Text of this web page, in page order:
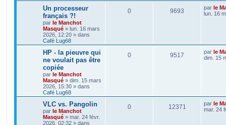
Un processeur
français ?!
par le Manchot
Masqué » lun. 16 mars
2026, 12:20 » dans
Café Lug68
0 9693 par le
lun. 16
HP - la pieuvre qui
ne voulait pas être
copiée
par le Manchot
Masqué » dim. 15 mars
2026, 15:30 » dans
Café Lug68
0 9517 par le
dim. 15
VLC vs. Pangolin
par le Manchot
Masqué » mar. 24 févr.
2026, 02:32 » dans
0 12371 par le
mar. 24